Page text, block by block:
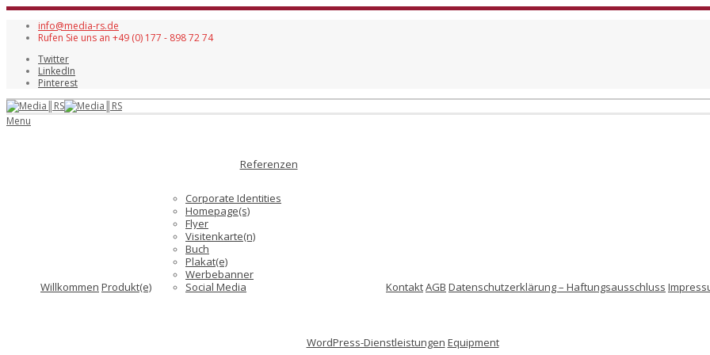
info@media-rs.de
Rufen Sie uns an +49 (0) 177 - 898 72 74
Twitter
LinkedIn
Pinterest
Menu
Willkommen Produkt(e)
Referenzen
Corporate Identities
Homepage(s)
Flyer
Visitenkarte(n)
Buch
Plakat(e)
Werbebanner
Social Media
KontaktAGB Datenschutzerklärung – Haftungsausschluss
WordPress-Dienstleistungen Equipment